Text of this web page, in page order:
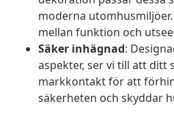
moderna
mellan funktion och
Säker inhägnad:
aspekter, ser vi till att ditt
markkontakt för att
säkerheten och skyddar